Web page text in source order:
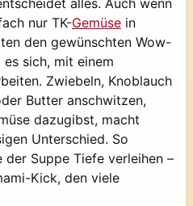
nur TK-Gemüse in
den gewünschten Wow-
sich, mit einem
Zwiebeln, Knoblauch
Butter anschwitzen,
dazugibst, macht
Unterschied. So
Suppe Tiefe verleihen –
Kick, den viele